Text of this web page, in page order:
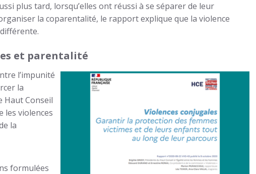
plus tard, lorsqu’elles ont réussi à se séparer de leur
la coparentalité, le rapport explique que la violence
et parentalité
l’impunité
la
Haut Conseil
les violences
la
formulées